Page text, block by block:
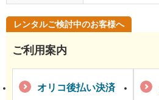
レンタルご検討中のお客様へ
ご利用案内
オリコ後払い決済